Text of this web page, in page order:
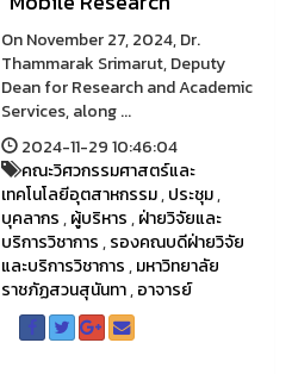
On November 27, 2024, Dr.
Thammarak Srimarut, Deputy
Dean for Research and Academic
Services, along ...
2024-11-29 10:46:04
คณะวิศวกรรมศาสตร์และ
เทคโนโลยีอุตสาหกรรม,ประชุม,
บุคลากร,ผู้บริหาร,ฝ่ายวิจัยและ
บริการวิชาการ,รองคณบดีฝ่ายวิจัย
และบริการวิชาการ,มหาวิทยาลัย
ราชภัฏสวนสุนันทา,อาจารย์